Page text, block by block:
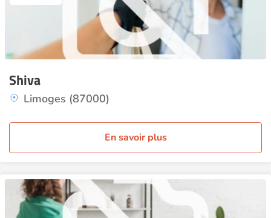
Shiva
Limoges (87000)
En savoir plus